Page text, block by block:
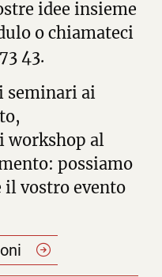
idee insieme
o chiamateci
43.
seminari ai
workshop al
possiamo
il vostro evento